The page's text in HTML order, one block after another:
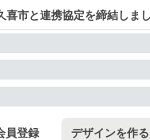
市と連携協定を締結しま
員登録 デザインを作る